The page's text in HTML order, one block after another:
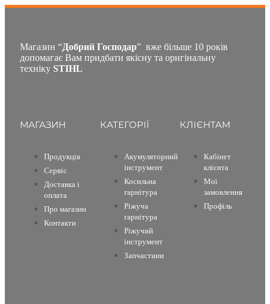
Магазин “Добрий Господар” вже більше 10 років
допомагає Вам придбати якісну та оригінальну
техніку STIHL
МАГАЗИН
Продукція
Сервіс
Доставка і
оплата
Про магазин
Контакти
КАТЕГОРІЇ
Акумуляторний
інструмент
Косильна
гарнітура
Ріжуча
гарнітура
Ріжучий
інструмент
Запчастини
КЛІЄНТАМ
Кабінет
клієнта
Мої
замовлення
Профіль